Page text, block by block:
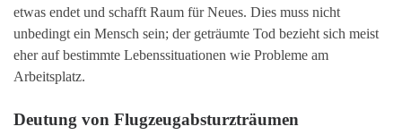
etwas endet und schafft Raum für Neues. Dies muss nicht
unbedingt ein Mensch sein; der geträumte Tod bezieht sich meist
eher auf bestimmte Lebenssituationen wie Probleme am
Arbeitsplatz.
Deutung von Flugzeugabsturzträumen